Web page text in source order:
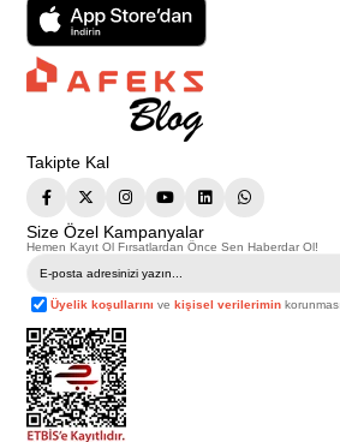
Takipte Kal
Size Özel Kampanyalar
Hemen Kayıt Ol Fırsatlardan Önce Sen Haberdar Ol!
Üyelik koşullarını vekişisel verilerimin